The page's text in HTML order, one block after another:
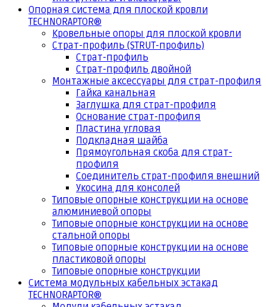
Опорная система для плоской кровли
TECHNORAPTOR®
Кровельные опоры для плоской кровли
Страт-профиль (STRUT-профиль)
Страт-профиль
Страт-профиль двойной
Монтажные аксессуары для страт-профиля
Гайка канальная
Заглушка для страт-профиля
Основание страт-профиля
Пластина угловая
Подкладная шайба
Прямоугольная скоба для страт-
профиля
Соединитель страт-профиля внешний
Укосина для консолей
Типовые опорные конструкции на основе
алюминиевой опоры
Типовые опорные конструкции на основе
стальной опоры
Типовые опорные конструкции на основе
пластиковой опоры
Типовые опорные конструкции
Система модульных кабельных эстакад
TECHNORAPTOR®